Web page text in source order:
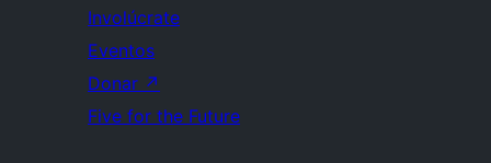
Involúcrate
Eventos
Donar ↗
Five for the Future